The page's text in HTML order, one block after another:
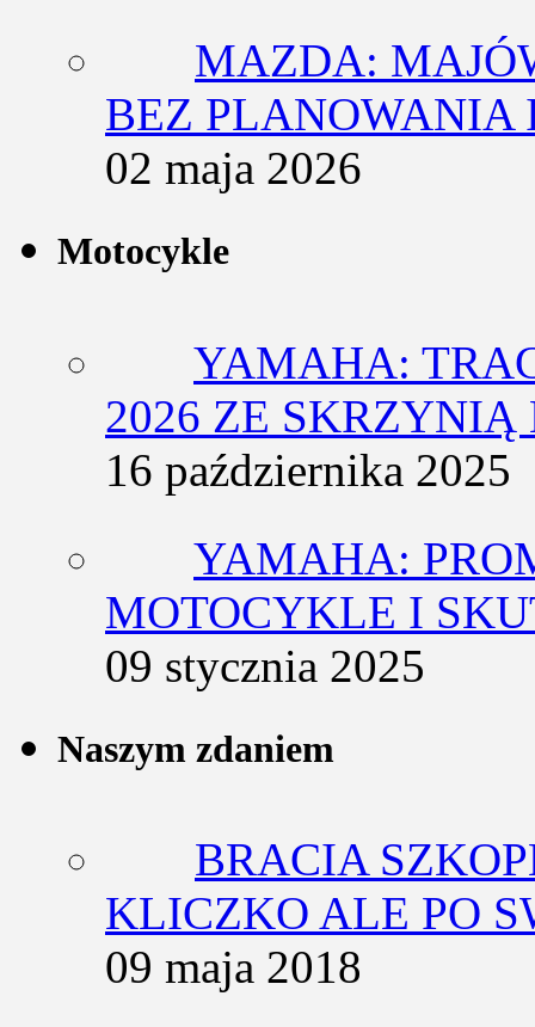
MAZDA:
BEZ PLANOWANIA
02 maja 2026
Motocykle
YAMAHA:
2026 ZE
16 października 2025
YAMAHA:
MOTOCYKLE I
09 stycznia 2025
Naszym zdaniem
BRACIA
KLICZKO ALE PO
09 maja 2018